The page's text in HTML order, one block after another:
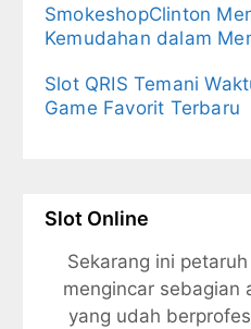
SmokeshopClinton
Kemudahan dalam
Slot QRIS Temani
Game Favorit Terbaru
Slot Online
Sekarang ini
mengincar sebagian
yang udah